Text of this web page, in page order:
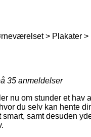
> Plakater >
35 anmeldelser
nu om stunder et hav
du selv kan hente
samt desuden